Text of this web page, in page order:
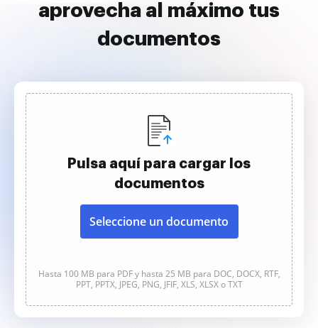
aprovecha al máximo tus
documentos
Pulsa aquí para cargar los
documentos
Seleccione un documento
Hasta 100 MB para PDF y hasta 25 MB para DOC, DOCX, RTF,
PPT, PPTX, JPEG, PNG, JFIF, XLS, XLSX o TXT